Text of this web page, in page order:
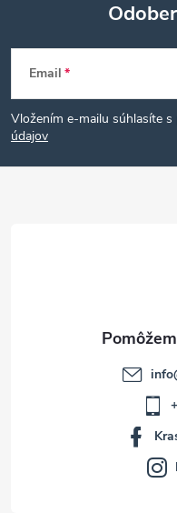
Z
á
p
Email
Vložením e-mailu súhlasíte s
údajov
info